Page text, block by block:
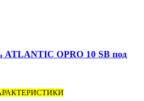
ATLANTIC OPRO 10 SB под